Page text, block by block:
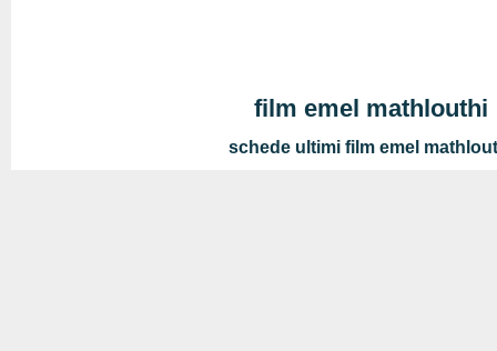
film emel mathlouthi
schede ultimi film emel